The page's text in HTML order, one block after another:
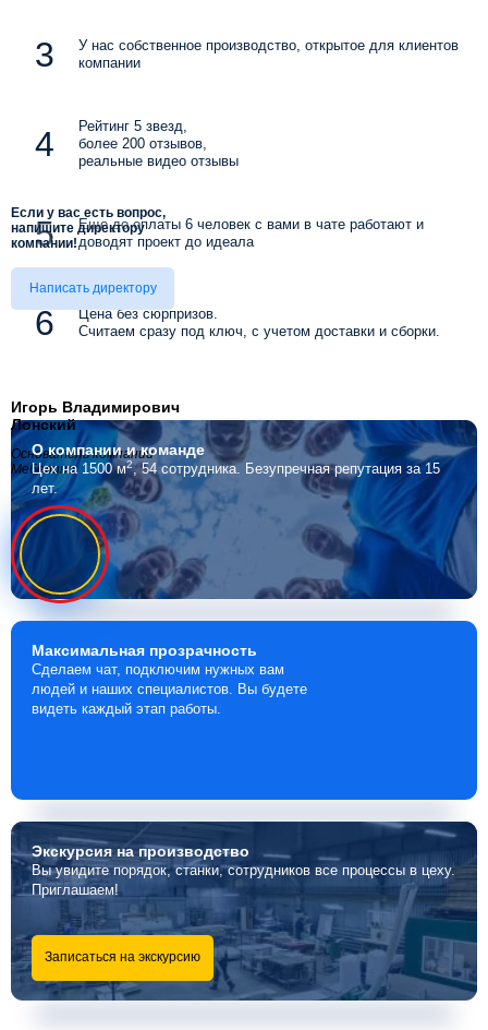
У нас собственное производство, открытое для клиентов
компании
Рейтинг 5 звезд,
более 200 отзывов,
реальные видео отзывы
Еще до оплаты 6 человек с вами в чате работают и
доводят проект до идеала
Цена без сюрпризов.
Считаем сразу под ключ, с учетом доставки и сборки.
Если у вас есть вопрос,
напишите директору
компании!
Написать директору
Игорь Владимирович
Лонский
Основатель компании
Мебелино
О компаниии команде
Цех на 1500 м2, 54 сотрудника. Безупречная репутация за 15
лет.
Максимальная прозрачность
Сделаем чат, подключим нужных вам
людей и наших специалистов. Вы будете
видеть каждый этап работы.
Экскурсияна производство
Вы увидите порядок, станки, сотрудников все процессы в цеху.
Приглашаем!
Записаться на экскурсию